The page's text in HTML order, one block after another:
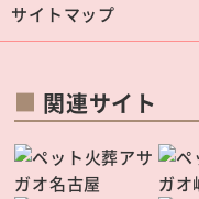
サイトマップ
関連サイト